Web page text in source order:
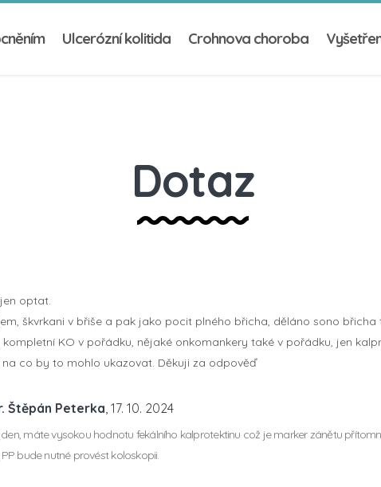
Ulcerózní kolitida Crohnova choroba
Dotaz
optat.
škvrkani v břiše a pak jako pocit plného břicha, děláno sono břicha
KO v pořádku, nějaké onkomankery také v pořádku, jen
co by to mohlo ukazovat. Děkuji za odpověď
Štěpán Peterka , 17. 10. 2024
máte vysokou hodnotu fekálního kalprotektinu což je marker zánětu
bude nutné provést koloskopii.